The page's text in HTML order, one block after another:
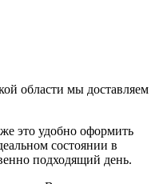
области мы доставляем
это удобно оформить
состоянии в
подходящий день.